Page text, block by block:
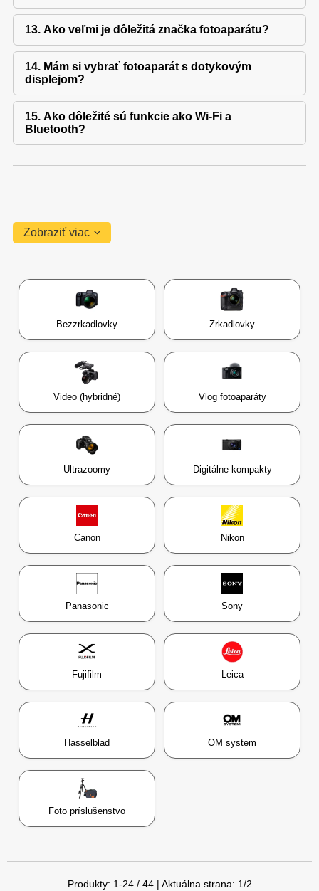
13. Ako veľmi je dôležitá značka fotoaparátu?
14. Mám si vybrať fotoaparát s dotykovým
displejom?
15. Ako dôležité sú funkcie ako Wi-Fi a
Bluetooth?
Zobraziť viac
Bezzrkadlovky Zrkadlovky
Video (hybridné) Vlog fotoaparáty
Ultrazoomy Digitálne kompakty
Canon Nikon
Panasonic Sony
Fujifilm Leica
Hasselblad OM system
Foto príslušenstvo
Produkty: 1-24/ 44| Aktuálna strana: 1/2